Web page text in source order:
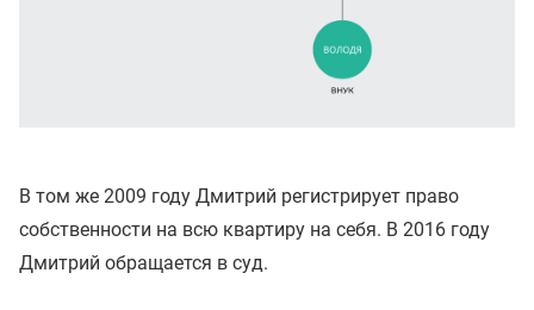
В том же 2009 году Дмитрий регистрирует право
собственности на всю квартиру на себя. В 2016 году
Дмитрий обращается в суд.